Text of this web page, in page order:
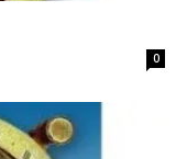
0